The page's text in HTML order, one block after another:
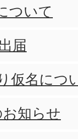
ついて
届
仮名につ
知らせ